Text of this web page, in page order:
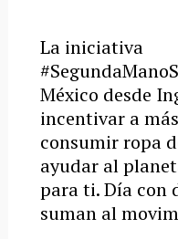
La iniciativa
México desde
incentivar a
consumir ropa
ayudar al
para ti. Día con
suman al